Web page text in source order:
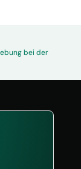
bei der